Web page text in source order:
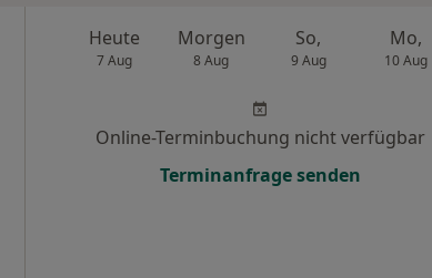
Heute
7 Aug
Morgen
8 Aug
So,
9 Aug
Mo,
10 Aug
Online-Terminbuchung nicht verfügbar
Terminanfrage senden